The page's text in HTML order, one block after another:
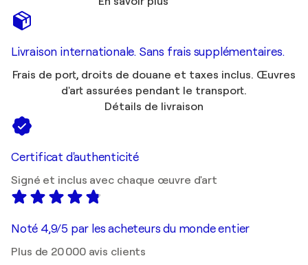
Livraison internationale. Sans frais supplémentaires.
Frais de port, droits de douane et taxes inclus. Œuvres
d'art assurées pendant le transport.
Détails de livraison
Certificat d'authenticité
Signé et inclus avec chaque œuvre d'art
Noté 4,9/5 par les acheteurs du monde entier
Plus de 20 000 avis clients